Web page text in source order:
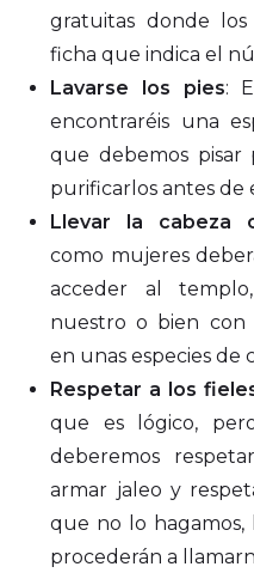
gratuitas donde
ficha que indica el
Lavarse los pies:
encontraréis una
que debemos pisar
purificarlos antes de
Llevar la cabeza
como mujeres
acceder al
nuestro o bien con
en unas especies de
Respetar a los
que es lógico,
deberemos
armar jaleo y
que no lo
procederán a